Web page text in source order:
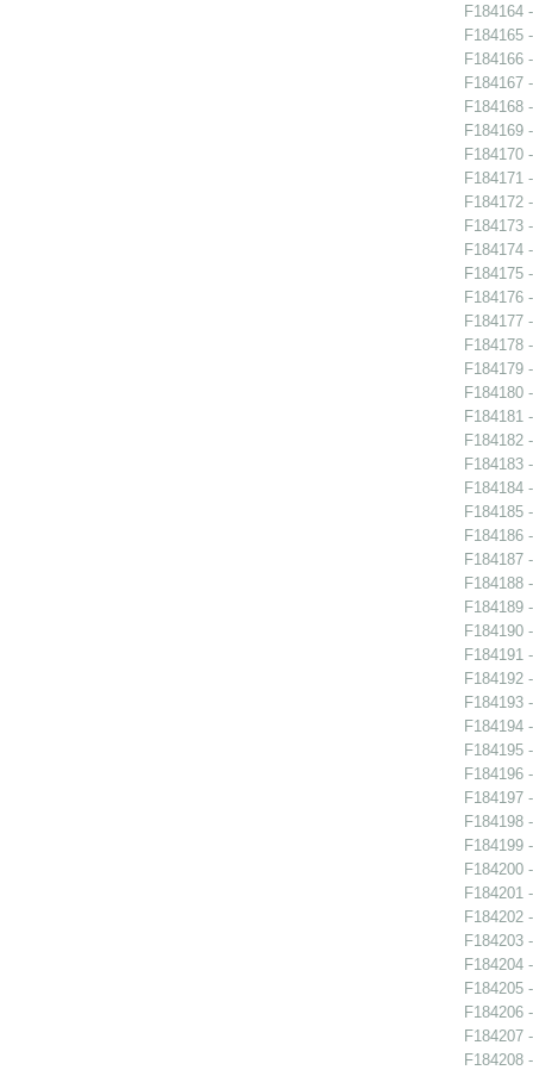
F184164
F184165
F184166
F184167
F184168
F184169
F184170
F184171
F184172
F184173
F184174
F184175
F184176
F184177
F184178
F184179
F184180
F184181
F184182
F184183
F184184
F184185
F184186
F184187
F184188
F184189
F184190
F184191
F184192
F184193
F184194
F184195
F184196
F184197
F184198
F184199
F184200
F184201
F184202
F184203
F184204
F184205
F184206
F184207
F184208